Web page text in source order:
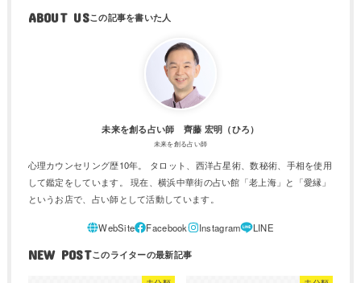
ABOUT US
未来を創る占い師 齊藤 宏明（ひろ）
未来を創る占い師
心理カウンセリング歴10年。 タロット、西洋占星術、数秘術、手相を使用
して鑑定をしています。 現在、横浜中華街の占い館「老上海」と「愛縁」
というお店で、占い師として活動しています。
NEW POST